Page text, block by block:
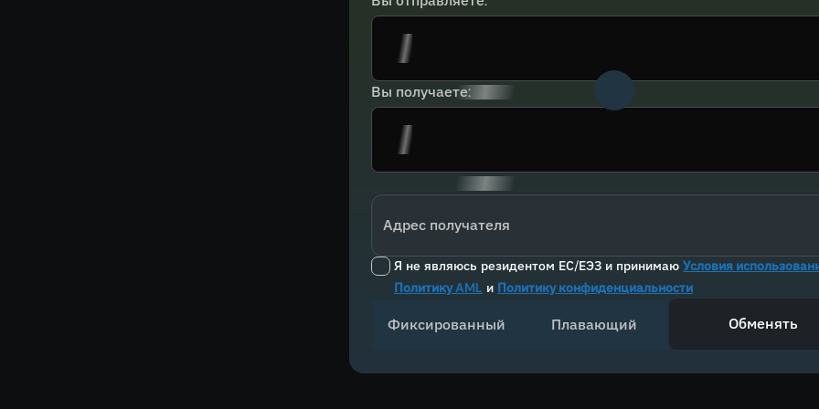
Вы получаете:
Адрес получателя
Я не являюсь резидентом ЕС/ЕЭЗ и принимаю Условия
Политику AML и Политику конфиденциальности
Фиксированный Плавающий Обменять